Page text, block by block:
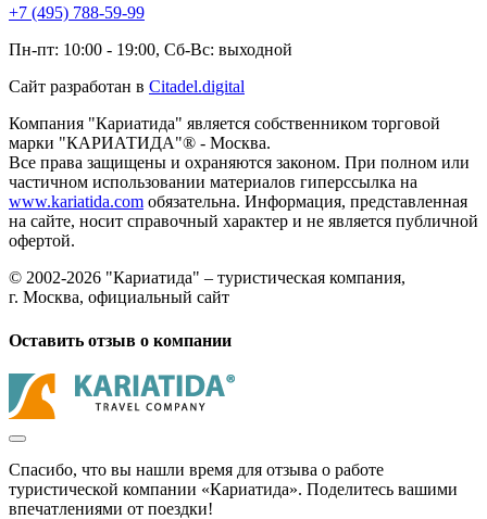
+7 (495) 788-59-99
Пн-пт: 10:00 - 19:00, Сб-Вс: выходной
Сайт разработан в Citadel.digital
Компания "Кариатида" является собственником торговой
марки "КАРИАТИДА"® - Москва.
Все права защищены и охраняются законом. При полном или
частичном использовании материалов гиперссылка на
www.kariatida.com обязательна. Информация, представленная
на сайте, носит справочный характер и не является публичной
офертой.
© 2002-2026 "Кариатида" – туристическая компания,
г. Москва, официальный сайт
Оставить отзыв о компании
Спасибо, что вы нашли время для отзыва о работе
туристической компании «Кариатида». Поделитесь вашими
впечатлениями от поездки!